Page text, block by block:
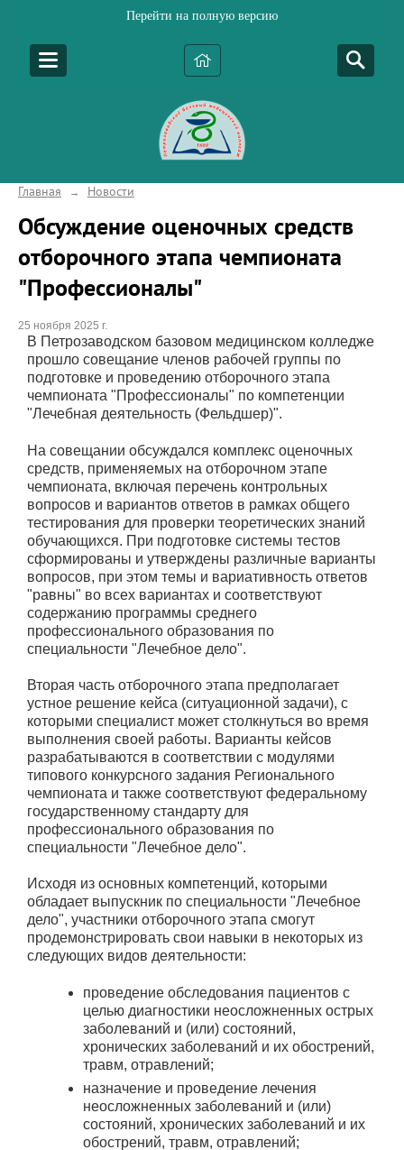
Перейти на полную версию
Главная → Новости
Обсуждение оценочных средств
отборочного этапа чемпионата
"Профессионалы"
25 ноября 2025 г.
В Петрозаводском базовом медицинском колледже
прошло совещание членов рабочей группы по
подготовке и проведению отборочного этапа
чемпионата "Профессионалы" по компетенции
"Лечебная деятельность (Фельдшер)".
На совещании обсуждался комплекс оценочных
средств, применяемых на отборочном этапе
чемпионата, включая перечень контрольных
вопросов и вариантов ответов в рамках общего
тестирования для проверки теоретических знаний
обучающихся. При подготовке системы тестов
сформированы и утверждены различные варианты
вопросов, при этом темы и вариативность ответов
"равны" во всех вариантах и соответствуют
содержанию программы среднего
профессионального образования по
специальности "Лечебное дело".
Вторая часть отборочного этапа предполагает
устное решение кейса (ситуационной задачи), с
которыми специалист может столкнуться во время
выполнения своей работы. Варианты кейсов
разрабатываются в соответствии с модулями
типового конкурсного задания Регионального
чемпионата и также соответствуют федеральному
государственному стандарту для
профессионального образования по
специальности "Лечебное дело".
Исходя из основных компетенций, которыми
обладает выпускник по специальности "Лечебное
дело", участники отборочного этапа смогут
продемонстрировать свои навыки в некоторых из
следующих видов деятельности:
проведение обследования пациентов с
целью диагностики неосложненных острых
заболеваний и (или) состояний,
хронических заболеваний и их обострений,
травм, отравлений;
назначение и проведение лечения
неосложненных заболеваний и (или)
состояний, хронических заболеваний и их
обострений, травм, отравлений;